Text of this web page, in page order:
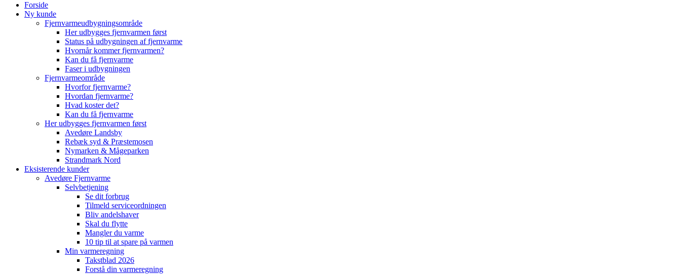
Forside
Ny kunde
Fjernvarmeudbygningsområde
Her udbygges fjernvarmen først
Status på udbygningen af fjernvarme
Hvornår kommer fjernvarmen?
Kan du få fjernvarme
Faser i udbygningen
Fjernvarmeområde
Hvorfor fjernvarme?
Hvordan fjernvarme?
Hvad koster det?
Kan du få fjernvarme
Her udbygges fjernvarmen først
Avedøre Landsby
Rebæk syd & Præstemosen
Nymarken & Mågeparken
Strandmark Nord
Eksisterende kunder
Avedøre Fjernvarme
Selvbetjening
Se dit forbrug
Tilmeld serviceordningen
Bliv andelshaver
Skal du flytte
Mangler du varme
10 tip til at spare på varmen
Min varmeregning
Takstblad 2026
Forstå din varmeregning